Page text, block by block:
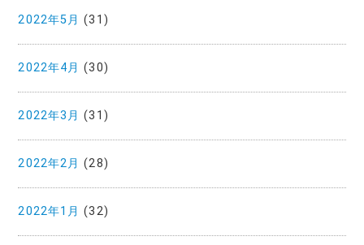
2022年5月 (31)
2022年4月 (30)
2022年3月 (31)
2022年2月 (28)
2022年1月 (32)